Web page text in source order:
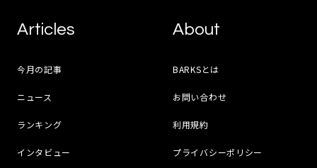
Articles
今月の記事
ニュース
ランキング
インタビュー
About
BARKSとは
お問い合わせ
利用規約
プライバシーポリシー